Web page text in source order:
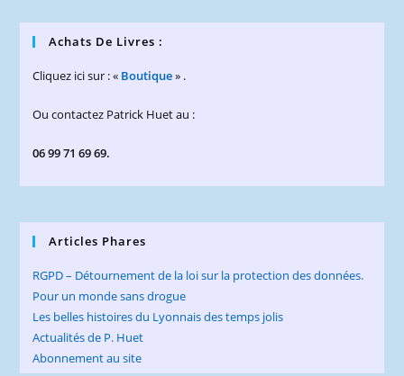
Achats De Livres :
Cliquez ici sur : « Boutique» .
Ou contactez Patrick Huet au :
06 99 71 69 69.
Articles Phares
RGPD – Détournement de la loi sur la protection des données.
Pour un monde sans drogue
Les belles histoires du Lyonnais des temps jolis
Actualités de P. Huet
Abonnement au site